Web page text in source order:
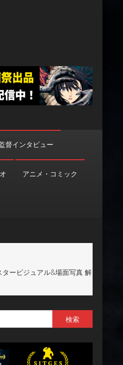
督インタビュー
アニメ・コミック
ービジュアル&場面写真 解
索: